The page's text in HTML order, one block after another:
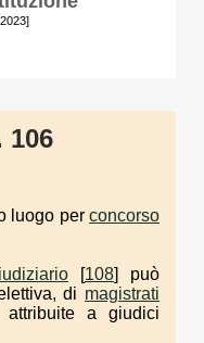
106
luogo per concorso
[108] può
di magistrati
a giudici